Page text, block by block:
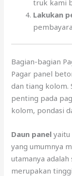
truk kami
Lakukan
Bagian-bagian
Pagar panel
dan tiang kolom.
penting pada
kolom, pondasi
Daun panel
yang umumnya
utamanya
merupakan